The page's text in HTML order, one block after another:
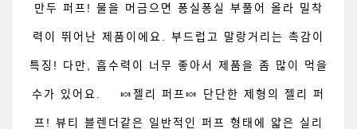
만두 퍼프! 물을 머금으면 퐁실퐁실 부풀어 올라 밀착
력이 뛰어난 제품이에요. 부드럽고 말랑거리는 촉감이
특징! 다만, 흡수력이 너무 좋아서 제품을 좀 많이 먹을
수가 있어요. ⠀ 🍬젤리 퍼프🍬 단단한 제형의 젤리 퍼
프! 뷰티 블렌더같은 일반적인 퍼프 형태에 얇은 실리